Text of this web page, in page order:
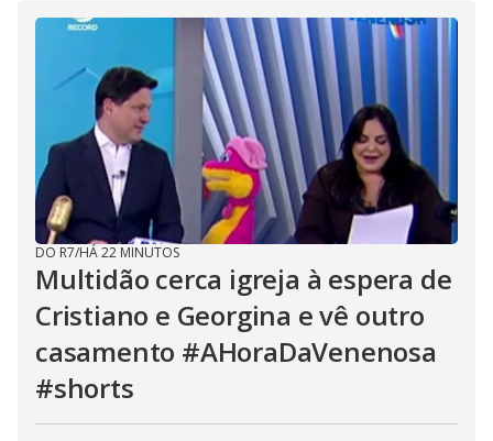
DO R7/HÁ 22 MINUTOS
Multidão cerca igreja à espera de
Cristiano e Georgina e vê outro
casamento #AHoraDaVenenosa
#shorts